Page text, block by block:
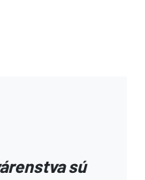
sú